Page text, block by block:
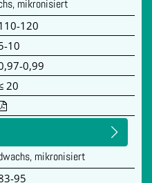
mikronisiert
120
10
0,99
20
mikronisiert
95